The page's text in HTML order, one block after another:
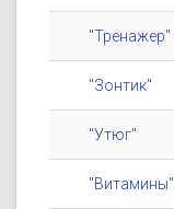
"Тренажер"
"Зонтик"
"Утюг"
"Витамины"